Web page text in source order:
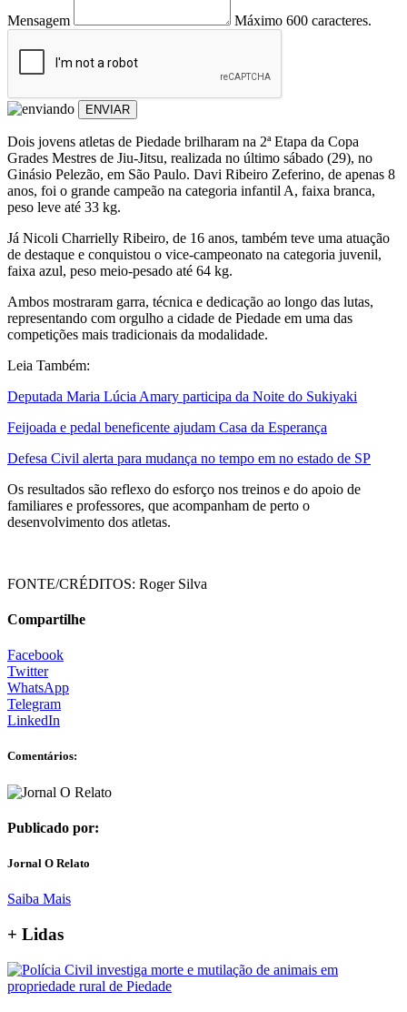
Mensagem Máximo 600 caracteres.
ENVIAR
Dois jovens atletas de Piedade brilharam na 2ª Etapa da Copa
Grades Mestres de Jiu-Jitsu, realizada no último sábado (29), no
Ginásio Pelezão, em São Paulo. Davi Ribeiro Zeferino, de apenas 8
anos, foi o grande campeão na categoria infantil A, faixa branca,
peso leve até 33 kg.
Já Nicoli Charrielly Ribeiro, de 16 anos, também teve uma atuação
de destaque e conquistou o vice-campeonato na categoria juvenil,
faixa azul, peso meio-pesado até 64 kg.
Ambos mostraram garra, técnica e dedicação ao longo das lutas,
representando com orgulho a cidade de Piedade em uma das
competições mais tradicionais da modalidade.
Leia Também:
Deputada Maria Lúcia Amary participa da Noite do Sukiyaki
Feijoada e pedal beneficente ajudam Casa da Esperança
Defesa Civil alerta para mudança no tempo em no estado de SP
Os resultados são reflexo do esforço nos treinos e do apoio de
familiares e professores, que acompanham de perto o
desenvolvimento dos atletas.
FONTE/CRÉDITOS: Roger Silva
Compartilhe
Facebook
Twitter
WhatsApp
Telegram
LinkedIn
Comentários:
Publicado por:
Jornal O Relato
Saiba Mais
+ Lidas